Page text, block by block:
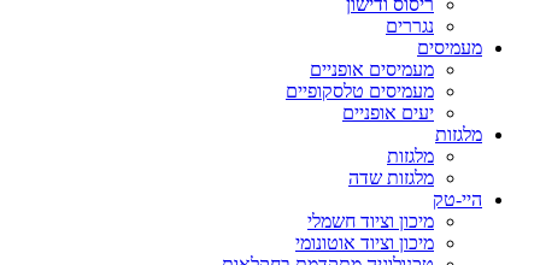
ריסוס ודישון
נגררים
מעמיסים
מעמיסים אופניים
מעמיסים טלסקופיים
יעים אופניים
מלגזות
מלגזות
מלגזות שדה
היי-טק
מיכון וציוד חשמלי
מיכון וציוד אוטונומי